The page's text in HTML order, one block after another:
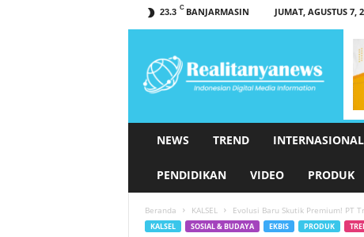
23.3 C BANJARMASIN JUMAT, AGUSTUS 7,
t
NEWS TREND INTERNASIONAL
PENDIDIKAN VIDEO PRODUK
Beranda KALSEL Evolusi Baru Skutik Premium! PT
KALSEL SOSIAL & BUDAYA EKBIS PRODUK